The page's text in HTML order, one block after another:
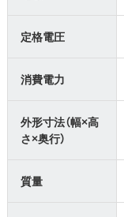
定格電圧
消費電力
外形寸法（幅×高
さ×奥行）
質量